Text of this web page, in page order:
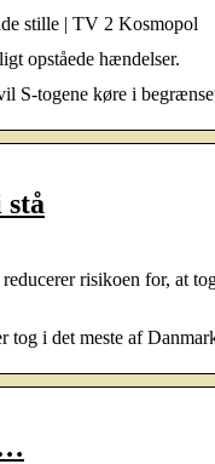
stille | TV 2 Kosmopol
opståede hændelser.
S-togene køre i
risikoen for, at
tog i det meste af